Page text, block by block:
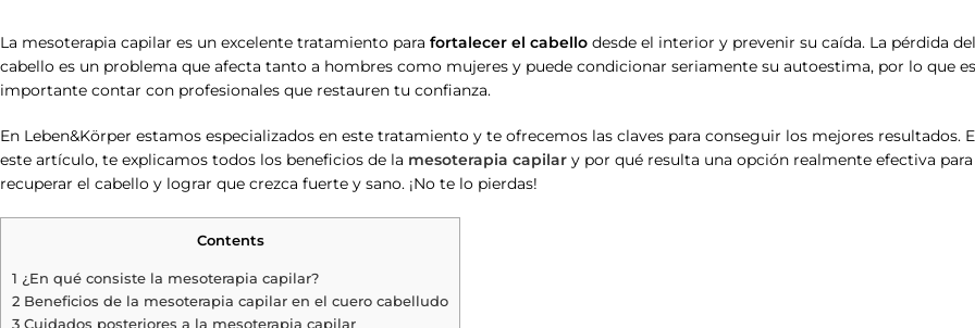
La mesoterapia capilar es un excelente tratamiento para fortalecer el cabello desde el interior y prevenir su caída. La pérdida del
cabello es un problema que afecta tanto a hombres como mujeres y puede condicionar seriamente su autoestima, por lo que es
importante contar con profesionales que restauren tu confianza.
En Leben&Körper estamos especializados en este tratamiento y te ofrecemos las claves para conseguir los mejores resultados.
este artículo, te explicamos todos los beneficios de la mesoterapia capilar y por qué resulta una opción realmente efectiva para
recuperar el cabello y lograr que crezca fuerte y sano. ¡No te lo pierdas!
Contents
1 ¿En qué consiste la mesoterapia capilar?
2 Beneficios de la mesoterapia capilar en el cuero cabelludo
3 Cuidados posteriores a la mesoterapia capilar